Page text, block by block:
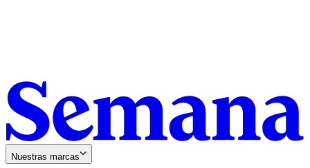
Nuestras marcas